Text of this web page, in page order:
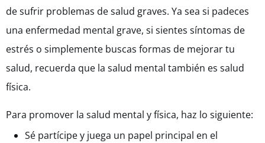
de sufrir problemas de salud graves. Ya sea si padeces
una enfermedad mental grave, si sientes síntomas de
estrés o simplemente buscas formas de mejorar tu
salud, recuerda que la salud mental también es salud
física.
Para promover la salud mental y física, haz lo siguiente:
Sé partícipe y juega un papel principal en el